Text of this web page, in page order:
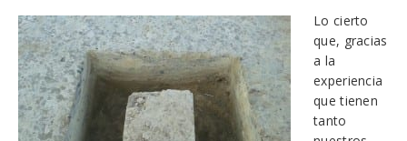
Lo cierto
que, gracias
a la
experiencia
que tienen
tanto